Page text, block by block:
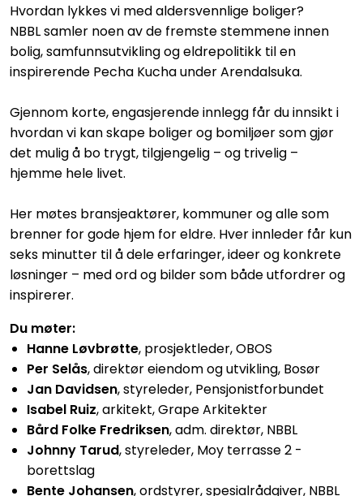
Hvordan lykkes vi med aldersvennlige boliger?
NBBL samler noen av de fremste stemmene innen
bolig, samfunnsutvikling og eldrepolitikk til en
inspirerende Pecha Kucha under Arendalsuka.
Gjennom korte, engasjerende innlegg får du innsikt i
hvordan vi kan skape boliger og bomiljøer som gjør
det mulig å bo trygt, tilgjengelig – og trivelig –
hjemme hele livet.
Her møtes bransjeaktører, kommuner og alle som
brenner for gode hjem for eldre. Hver innleder får kun
seks minutter til å dele erfaringer, ideer og konkrete
løsninger – med ord og bilder som både utfordrer og
inspirerer.
Du møter:
Hanne Løvbrøtte, prosjektleder, OBOS
Per Selås, direktør eiendom og utvikling, Bosør
Jan Davidsen, styreleder, Pensjonistforbundet
Isabel Ruiz, arkitekt, Grape Arkitekter
Bård Folke Fredriksen, adm. direktør, NBBL
Johnny Tarud, styreleder, Moy terrasse 2 -
borettslag
Bente Johansen, ordstyrer, spesialrådgiver, NBBL